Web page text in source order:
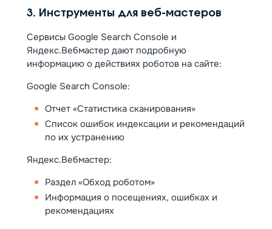
3. Инструменты для веб-мастеров
Сервисы Google Search Console и
Яндекс.Вебмастер дают подробную
информацию о действиях роботов на сайте:
Google Search Console:
Отчет «Статистика сканирования»
Список ошибок индексации и рекомендаций
по их устранению
Яндекс.Вебмастер:
Раздел «Обход роботом»
Информация о посещениях, ошибках и
рекомендациях